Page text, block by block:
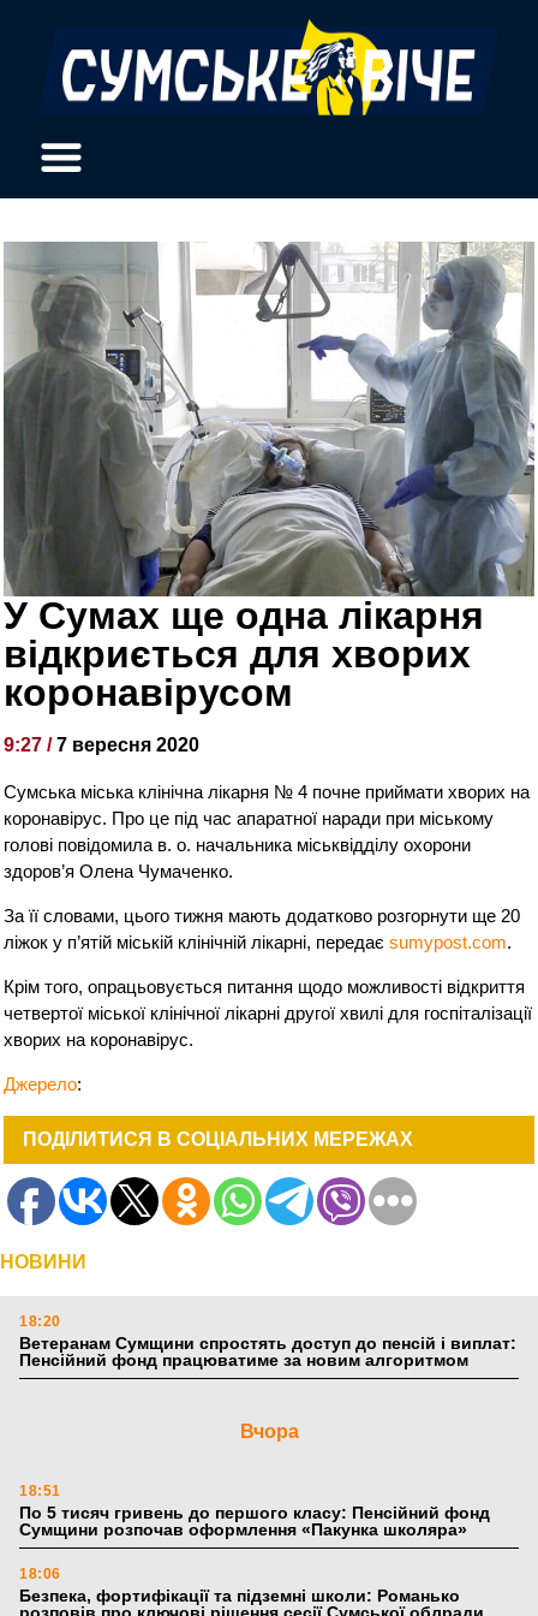
У Сумах ще одна лікарня
відкриється для хворих
коронавірусом
9:27 /7 вересня 2020
Сумська міська клінічна лікарня № 4 почне приймати хворих на
коронавірус. Про це під час апаратної наради при міському
голові повідомила в. о. начальника міськвідділу охорони
здоров’я Олена Чумаченко.
За її словами, цього тижня мають додатково розгорнути ще 20
ліжок у п’ятій міській клінічній лікарні, передаєsumypost.com.
Крім того, опрацьовується питання щодо можливості відкриття
четвертої міської клінічної лікарні другої хвилі для госпіталізації
хворих на коронавірус.
Джерело:
ПОДІЛИТИСЯ В СОЦІАЛЬНИХ МЕРЕЖАХ
НОВИНИ
18:20
Ветеранам Сумщини спростять доступ до пенсій і виплат:
Пенсійний фонд працюватиме за новим алгоритмом
Вчора
18:51
По 5 тисяч гривень до першого класу: Пенсійний фонд
Сумщини розпочав оформлення «Пакунка школяра»
18:06
Безпека, фортифікації та підземні школи: Романько
розповів про ключові рішення сесії Сумської облради